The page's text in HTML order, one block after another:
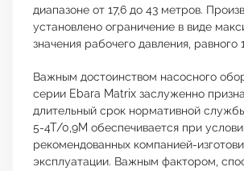
диапазоне от 17,6 до 43 метров.
установлено ограничение в виде
значения рабочего давления, равного
Важным достоинством насосного
серии Ebara Matrix заслуженно
длительный срок нормативной
5-4T/0,9M обеспечивается при
рекомендованных компанией-
эксплуатации. Важным фактором,